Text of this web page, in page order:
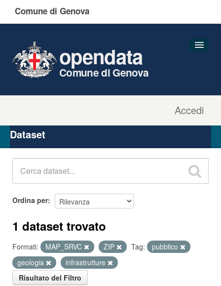
Comune di Genova
Accedi
opendata
Comune di Genova
Organizzazioni
Gruppi
Dataset
Ordina per
1 dataset trovato
Formati: MAP_SRVC ZIP Tag:
pubblico
geologia
infrastrutture
Risultato del Filtro